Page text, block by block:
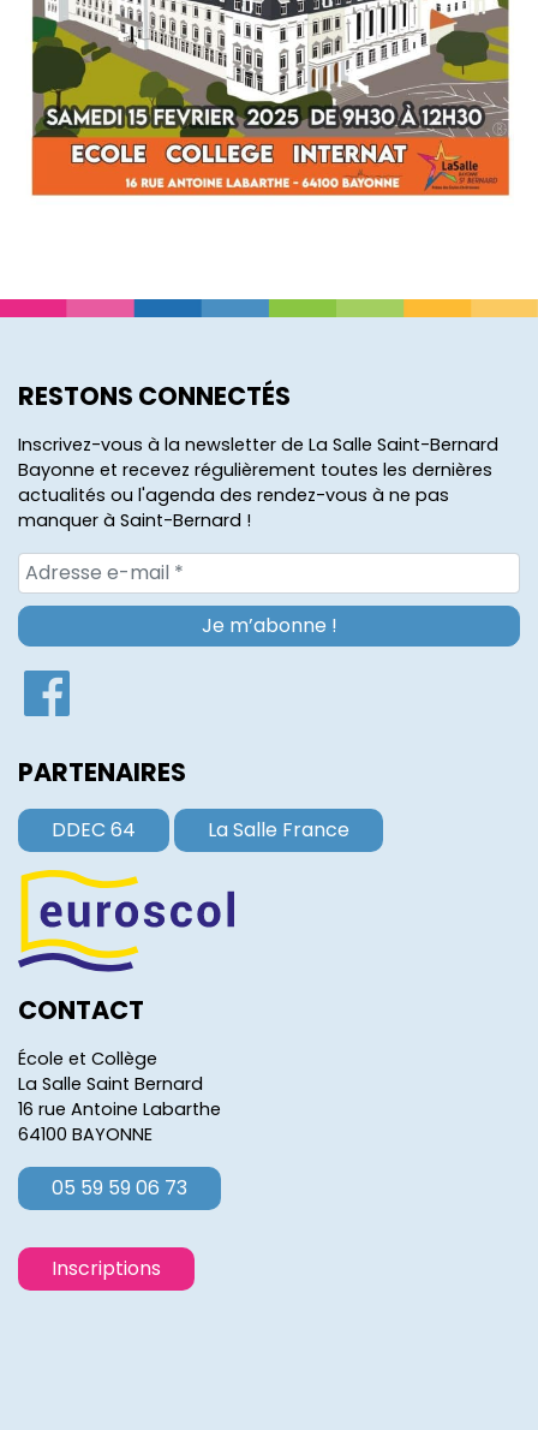
RESTONS CONNECTÉS
Inscrivez-vous à la newsletter de La Salle Saint-Bernard
Bayonne et recevez régulièrement toutes les dernières
actualités ou l'agenda des rendez-vous à ne pas
manquer à Saint-Bernard !
PARTENAIRES
DDEC 64 La Salle France
CONTACT
École et Collège
La Salle Saint Bernard
16 rue Antoine Labarthe
64100 BAYONNE
05 59 59 06 73
Inscriptions